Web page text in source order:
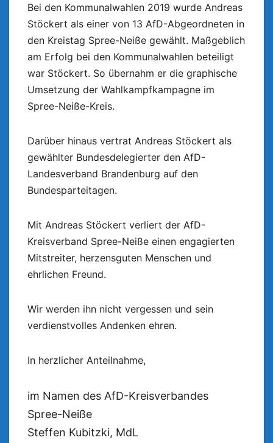
Bei den Kommunalwahlen 2019 wurde Andreas
Stöckert als einer von 13 AfD-Abgeordneten in
den Kreistag Spree-Neiße gewählt. Maßgeblich
am Erfolg bei den Kommunalwahlen beteiligt
war Stöckert. So übernahm er die graphische
Umsetzung der Wahlkampfkampagne im
Spree-Neiße-Kreis.
Darüber hinaus vertrat Andreas Stöckert als
gewählter Bundesdelegierter den AfD-
Landesverband Brandenburg auf den
Bundesparteitagen.
Mit Andreas Stöckert verliert der AfD-
Kreisverband Spree-Neiße einen engagierten
Mitstreiter, herzensguten Menschen und
ehrlichen Freund.
Wir werden ihn nicht vergessen und sein
verdienstvolles Andenken ehren.
In herzlicher Anteilnahme,
im Namen des AfD-Kreisverbandes
Spree-Neiße
Steffen Kubitzki, MdL